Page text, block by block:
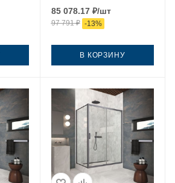
вороненая сталь без
поддона
85 078.17₽/шт
97 791₽ -13%
В КОРЗИНУ